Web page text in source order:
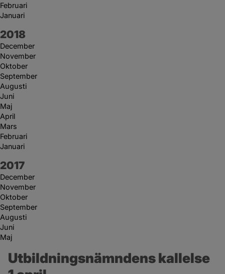
Februari
Januari
År:
2018
December
November
Oktober
September
Augusti
Juni
Maj
April
Mars
Februari
Januari
År:
2017
December
November
Oktober
September
Augusti
Juni
Maj
Utbildningsnämndens kallelse